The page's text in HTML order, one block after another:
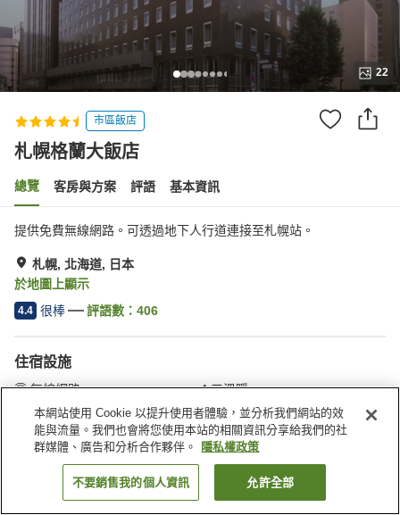
22
市區飯店
札幌格蘭大飯店
總覽 客房與方案 評語 基本資訊
提供免費無線網路。可透過地下人行道連接至札幌站。
札幌, 北海道, 日本
於地圖上顯示
4.4 很棒 評語數： 406
住宿設施
無線網路
三溫暖
Spa／美容沙龍
酒吧
首頁 日本 北海道 札幌 札幌格蘭大飯店
找客房
本網站使用 Cookie 以提升使用者體驗，並分析我們網站的效
能與流量。我們也會將您使用本站的相關資訊分享給我們的社
群媒體、廣告和分析合作夥伴。
隱私權政策
不要銷售我的個人資訊 允許全部